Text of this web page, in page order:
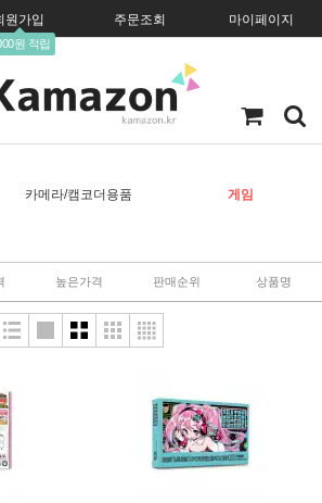
원가입
원 적립
주문조회 마이페이지
카메라/캠코더용품 게임
높은가격 판매순위 상품명